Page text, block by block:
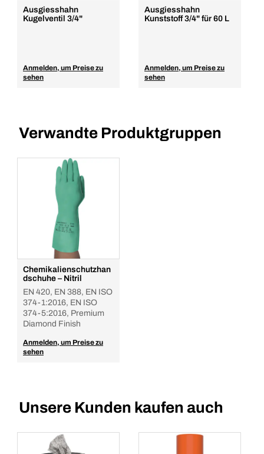
Ausgiesshahn
Kugelventil 3/4"
Anmelden, um Preise zu
sehen
Ausgiesshahn
Kunststoff 3/4" für 60 L
Anmelden, um Preise zu
sehen
Verwandte Produktgruppen
Chemikalienschutzhan
dschuhe – Nitril
EN 420, EN 388, EN ISO
374-1:2016, EN ISO
374-5:2016, Premium
Diamond Finish
Anmelden, um Preise zu
sehen
Unsere Kunden kaufen auch